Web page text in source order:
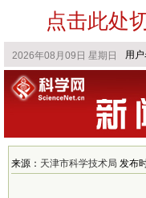
点击此处
来源： 天津市科学技术局 发布